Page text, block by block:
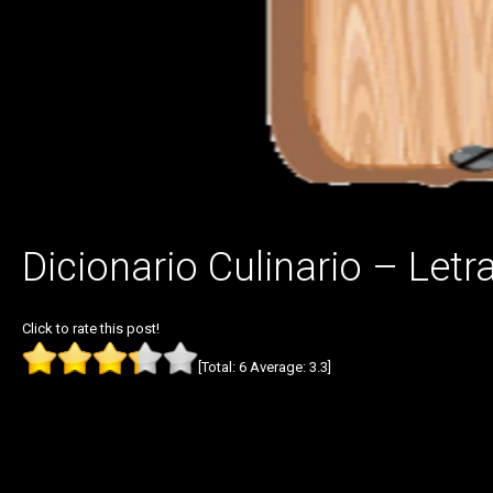
Dicionario Culinario –
Click to rate this post!
[Total: 6 Average: 3.3